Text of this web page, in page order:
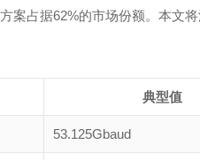
案占据62%的市场份额。本文
典型值
53.125Gbaud